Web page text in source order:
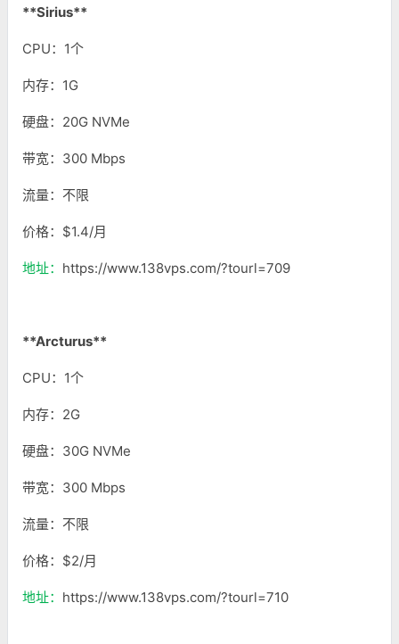
**Sirius**
CPU：1个
内存：1G
硬盘：20G NVMe
带宽：300 Mbps
流量：不限
价格：$1.4/月
地址： https://www.138vps.com/?tourl=709
**Arcturus**
CPU：1个
内存：2G
硬盘：30G NVMe
带宽：300 Mbps
流量：不限
价格：$2/月
地址： https://www.138vps.com/?tourl=710